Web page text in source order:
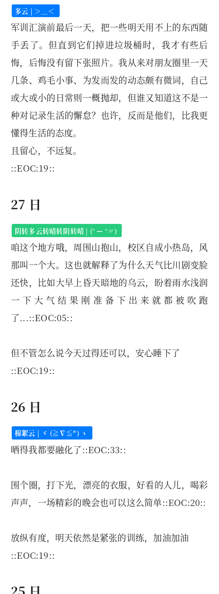
多云 | ＞﹏＜
军训汇演前最后一天，把一些明天用不上的东西随
手丢了。但直到它们掉进垃圾桶时，我才有些后
悔，后悔没有留下张照片。我从来对朋友圈里一天
几条、鸡毛小事、为发而发的动态颇有微词，自己
或大或小的日常则一概抛却，但谁又知道这不是一
种对记录生活的懈怠？也许，反而是他们，比我更
懂得生活的态度。
且留心，不远复。
::EOC:19::
27 日
阴转多云转晴转阴转晴 | (° ー °〃)
咱这个地方哦，周围山抱山，校区自成小热岛，风
那叫一个大。这也就解释了为什么天气比川剧变脸
还快，比如大早上昏天暗地的乌云，盼着雨水浅润
一下大气结果刚准备下出来就都被吹跑
了...::EOC:05::
但不管怎么说今天过得还可以，安心睡下了
::EOC:19::
26 日
棉絮云 | ヾ (≧∇≦*) ゝ
晒得我都要融化了::EOC:33::
围个圈，打下光，漂亮的衣服，好看的人儿，喝彩
声声，一场精彩的晚会也可以这么简单::EOC:20::
放纵有度，明天依然是紧张的训练，加油加油
::EOC:19::